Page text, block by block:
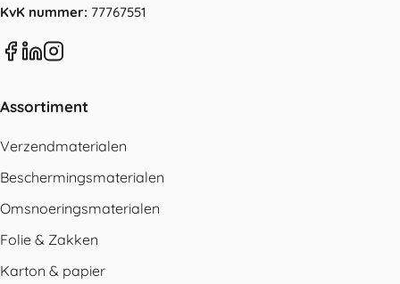
KvK nummer: 77767551
Assortiment
Verzendmaterialen
Beschermingsmaterialen
Omsnoeringsmaterialen
Folie & Zakken
Karton & papier